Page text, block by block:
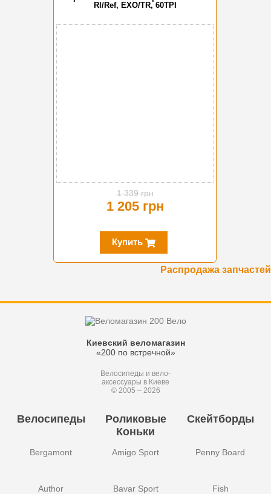
Rl/Ref, EXO/TR, 60TPI
1 339 грн
1 205 грн
Купить
Распродажа запчастей
Киевский веломагазин
«200 по встречной»
Велосипеды и вело-
аксессуары в Киеве
© 2005 – 2026
Велосипеды
Bergamont
Author
Роликовые
Коньки
Amigo Sport
Bavar Sport
Скейтборды
Penny Board
Fish